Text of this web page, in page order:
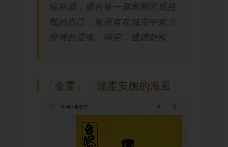
這杯酒，適合敬一個剛剛完成挑
戰的自己，敬所有在城市中奮力
拚搏的靈魂。喝完，通體舒暢。
「金霏」：溫柔安撫的海風